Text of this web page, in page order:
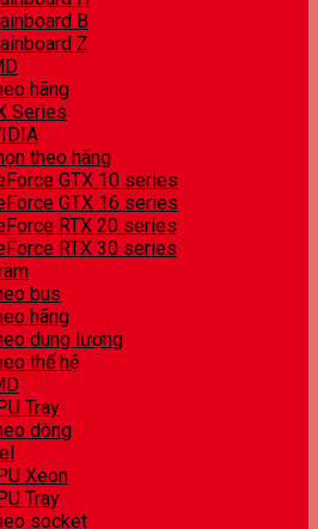
B
Z
hãng
Series
theo hãng
GTX 10 series
GTX 16 series
RTX 20 series
RTX 30 series
bus
hãng
dung lượng
thế hệ
Tray
dòng
Xeon
Tray
socket